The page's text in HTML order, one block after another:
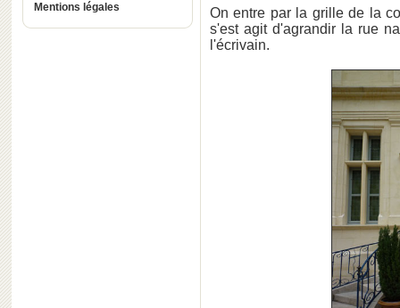
Mentions légales
On entre par la grille de la
s'est agit d'agrandir la rue
l'écrivain.